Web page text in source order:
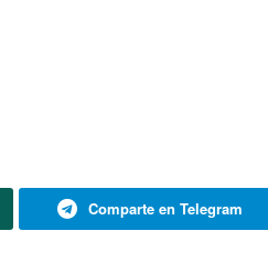
Comparte en Telegram